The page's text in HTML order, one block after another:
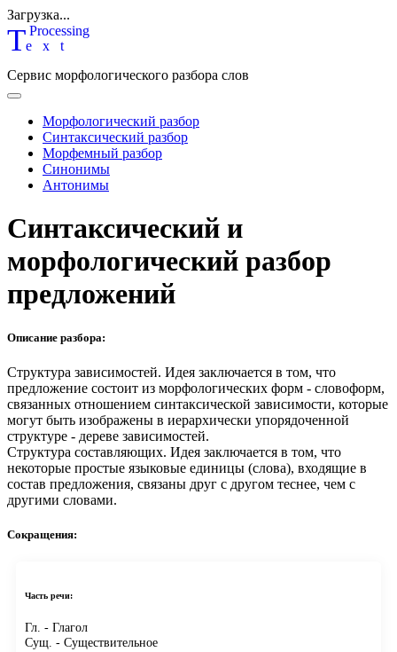
Загрузка...
Text
Processing
Сервис морфологического разбора слов
Морфологический разбор
Синтаксический разбор
Морфемный разбор
Синонимы
Антонимы
Синтаксический и
морфологический разбор
предложений
Описание разбора:
Структура зависимостей. Идея заключается в том, что
предложение состоит из морфологических форм - словоформ,
связанных отношением синтаксической зависимости, которые
могут быть изображены в иерархически упорядоченной
структуре - дереве зависимостей.
Структура составляющих. Идея заключается в том, что
некоторые простые языковые единицы (слова), входящие в
состав предложения, связаны друг с другом теснее, чем с
другими словами.
Сокращения:
Часть речи:
Гл. - Глагол
Сущ. - Существительное